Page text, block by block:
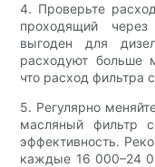
4. Проверьте
проходящий
выгоден для
расходуют больше
что расход фильтра
5. Регулярно
масляный фильтр
эффективность.
каждые 16 000–24